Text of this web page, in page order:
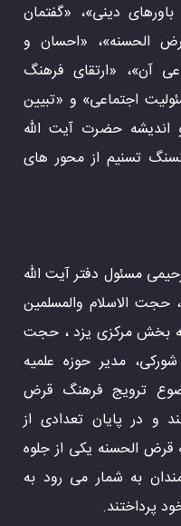
دینی»، «گفتمان
الحسنه»، «احسان و
آن»، «ارتقای فرهنگ
اجتماعی» و «تبیین
اندیشه حضرت آیت الله
تسنیم از محور های
مسئول دفتر آیت الله
حجت الاسلام والمسلمین
بخش مرکزی یزد ، حجت
مدیر حوزه علمیه
ترویج فرهنگ قرض
و در پایان تعدادی از
قرض الحسنه یکی از جلوه
به شمار می رود به
پرداختند.